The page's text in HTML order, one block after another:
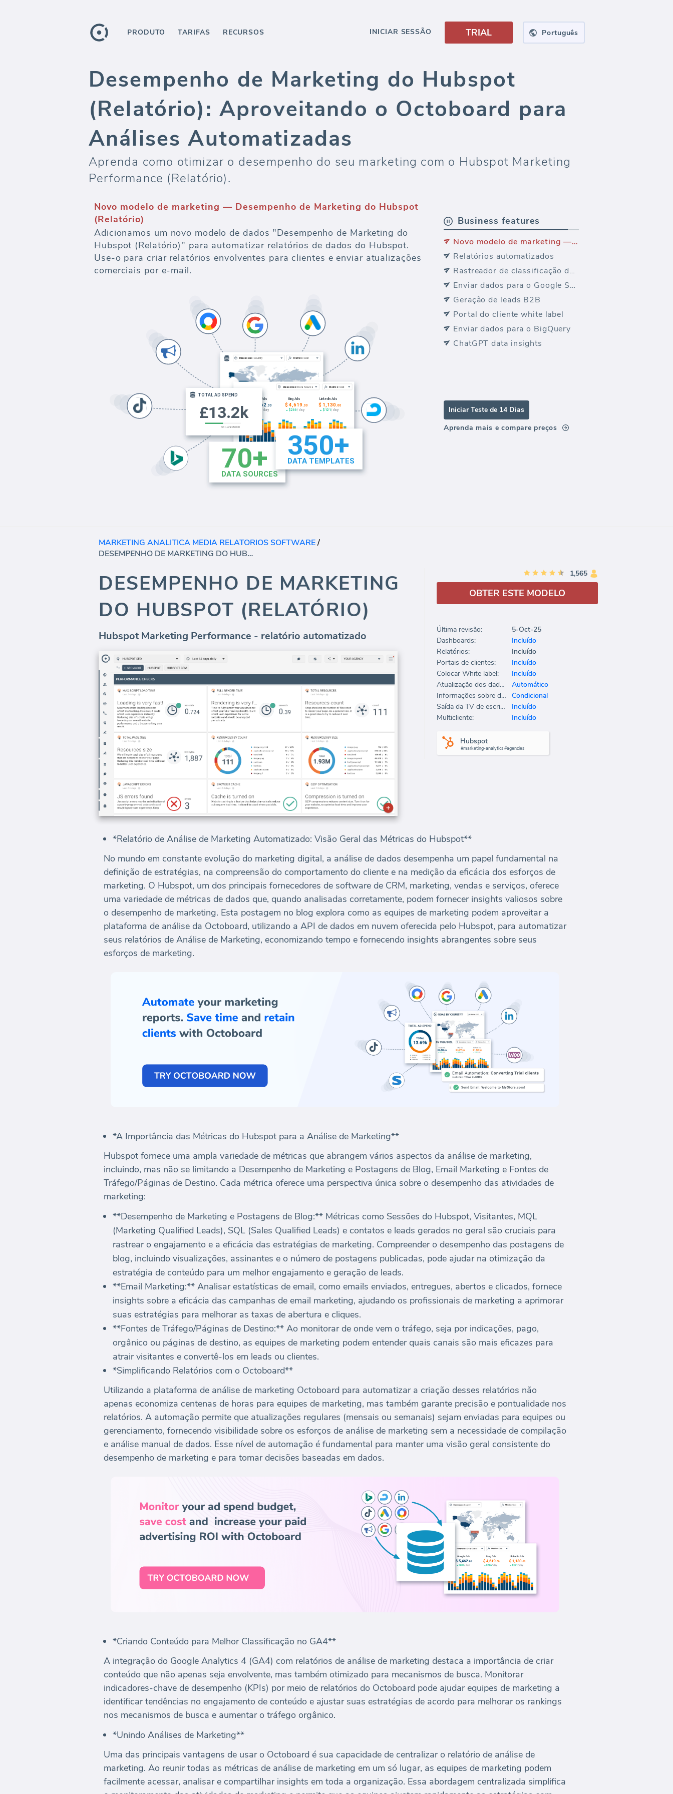
PRODUTO TARIFAS RECURSOS INICIAR SESSÃO TRIAL Português
Desempenho de Marketing do Hubspot
(Relatório): Aproveitando o Octoboard para
Análises Automatizadas
Aprenda como otimizar o desempenho do seu marketing com o Hubspot Marketing
Performance (Relatório).
Novo modelo de marketing — Desempenho de Marketing do Hubspot
(Relatório)
Adicionamos um novo modelo de dados "Desempenho de Marketing do
Hubspot (Relatório)" para automatizar relatórios de dados do Hubspot.
Use-o para criar relatórios envolventes para clientes e enviar atualizações
comerciais por e-mail.
Business features
Novo modelo de marketing — Desempenho de Marketing do Hubspot (Relatório)
Relatórios automatizados
Rastreador de classificação de palavras-chave
Enviar dados para o Google Sheets
Geração de leads B2B
Portal do cliente white label
Enviar dados para o BigQuery
ChatGPT data insights
Iniciar Teste de 14 Dias
Aprenda mais e compare preços
MARKETING ANALITICA MEDIA RELATORIOS SOFTWARE/
DESEMPENHO DE MARKETING DO HUBSPOT (RELATÓRIO)
DESEMPENHO DE MARKETING
DO HUBSPOT (RELATÓRIO)
Hubspot Marketing Performance - relatório automatizado
*Relatório de Análise de Marketing Automatizado: Visão Geral das Métricas do Hubspot**
No mundo em constante evolução do marketing digital, a análise de dados desempenha um papel fundamental na
definição de estratégias, na compreensão do comportamento do cliente e na medição da eficácia dos esforços de
marketing. O Hubspot, um dos principais fornecedores de software de CRM, marketing, vendas e serviços, oferece
uma variedade de métricas de dados que, quando analisadas corretamente, podem fornecer insights valiosos sobre
o desempenho de marketing. Esta postagem no blog explora como as equipes de marketing podem aproveitar a
plataforma de análise da Octoboard, utilizando a API de dados em nuvem oferecida pelo Hubspot, para automatizar
seus relatórios de Análise de Marketing, economizando tempo e fornecendo insights abrangentes sobre seus
esforços de marketing.
*A Importância das Métricas do Hubspot para a Análise de Marketing**
Hubspot fornece uma ampla variedade de métricas que abrangem vários aspectos da análise de marketing,
incluindo, mas não se limitando a Desempenho de Marketing e Postagens de Blog, Email Marketing e Fontes de
Tráfego/Páginas de Destino. Cada métrica oferece uma perspectiva única sobre o desempenho das atividades de
marketing:
**Desempenho de Marketing e Postagens de Blog:** Métricas como Sessões do Hubspot, Visitantes, MQL
(Marketing Qualified Leads), SQL (Sales Qualified Leads) e contatos e leads gerados no geral são cruciais para
rastrear o engajamento e a eficácia das estratégias de marketing. Compreender o desempenho das postagens de
blog, incluindo visualizações, assinantes e o número de postagens publicadas, pode ajudar na otimização da
estratégia de conteúdo para um melhor engajamento e geração de leads.
**Email Marketing:** Analisar estatísticas de email, como emails enviados, entregues, abertos e clicados, fornece
insights sobre a eficácia das campanhas de email marketing, ajudando os profissionais de marketing a aprimorar
suas estratégias para melhorar as taxas de abertura e cliques.
**Fontes de Tráfego/Páginas de Destino:** Ao monitorar de onde vem o tráfego, seja por indicações, pago,
orgânico ou páginas de destino, as equipes de marketing podem entender quais canais são mais eficazes para
atrair visitantes e convertê-los em leads ou clientes.
*Simplificando Relatórios com o Octoboard**
Utilizando a plataforma de análise de marketing Octoboard para automatizar a criação desses relatórios não
apenas economiza centenas de horas para equipes de marketing, mas também garante precisão e pontualidade nos
relatórios. A automação permite que atualizações regulares (mensais ou semanais) sejam enviadas para equipes ou
gerenciamento, fornecendo visibilidade sobre os esforços de análise de marketing sem a necessidade de compilação
e análise manual de dados. Esse nível de automação é fundamental para manter uma visão geral consistente do
desempenho de marketing e para tomar decisões baseadas em dados.
*Criando Conteúdo para Melhor Classificação no GA4**
A integração do Google Analytics 4 (GA4) com relatórios de análise de marketing destaca a importância de criar
conteúdo que não apenas seja envolvente, mas também otimizado para mecanismos de busca. Monitorar
indicadores-chave de desempenho (KPIs) por meio de relatórios do Octoboard pode ajudar equipes de marketing a
identificar tendências no engajamento de conteúdo e ajustar suas estratégias de acordo para melhorar os rankings
nos mecanismos de busca e aumentar o tráfego orgânico.
*Unindo Análises de Marketing**
Uma das principais vantagens de usar o Octoboard é sua capacidade de centralizar o relatório de análise de
marketing. Ao reunir todas as métricas de análise de marketing em um só lugar, as equipes de marketing podem
facilmente acessar, analisar e compartilhar insights em toda a organização. Essa abordagem centralizada simplifica
1,565
OBTER ESTE MODELO
Última revisão:
5-Oct-25
Dashboards:
Incluído
Relatórios:
Incluído
Portais de clientes:
Incluído
Colocar White label:
Incluído
Atualização dos dados:
Automático
Informações sobre dados:
Condicional
Saída da TV de escritório:
Incluído
Multicliente:
Incluído
Hubspot
#marketing-analytics #agencies